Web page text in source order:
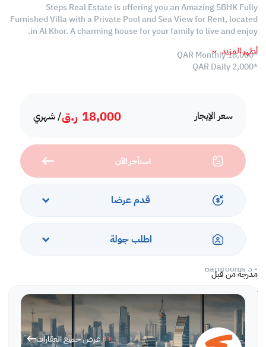
سعر الإيجار 18,000 ر.ق/ شهري
استأجر الآن
قدم عرضا
اطلب جولة
مدرجة من قبل
عرض جميع العقارات
Steps Real Estate is offering you an Amazing 5BHK Fully
Furnished Villa with a Private Pool and Sea View for Rent, located
in Al Khor. A charming house for your family to live and enjoy.
*18,000 QAR Monthly
*2,000 QAR Daily
Ground Floor
First Floor
- 3 Bathrooms
Second Floor
Services and Amenities:
أظهر المزيد